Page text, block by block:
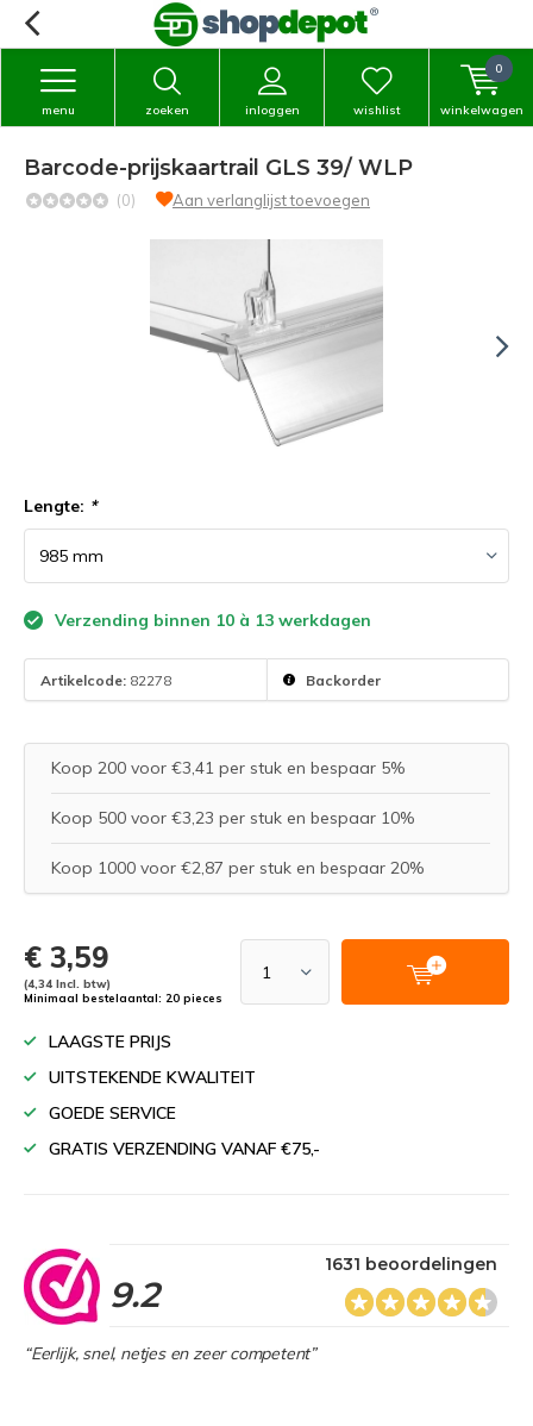
zoeken inloggen
menu wishlist winkelwagen
0
Barcode-prijskaartrail GLS 39/ WLP
(0) Aan verlanglijst toevoegen
Lengte: *
Verzending binnen 10 à 13 werkdagen
Artikelcode: 82278 Backorder
Koop 200 voor €3,41 per stuk en bespaar 5%
Koop 500 voor €3,23 per stuk en bespaar 10%
Koop 1000 voor €2,87 per stuk en bespaar 20%
€ 3,59
(4,34 Incl. btw)
Minimaal bestelaantal: 20 pieces
LAAGSTE PRIJS
UITSTEKENDE KWALITEIT
GOEDE SERVICE
GRATIS VERZENDING VANAF €75,-
9.2
1631 beoordelingen
“Eerlijk, snel, netjes en zeer competent”